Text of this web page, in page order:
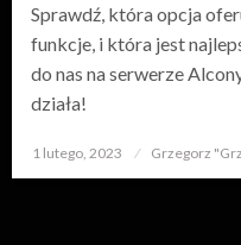
Sprawdź, która opcja
funkcje, i która jest
do nas na serwerze
działa!
Opublikowane
1 lutego, 2023 Grzegorz